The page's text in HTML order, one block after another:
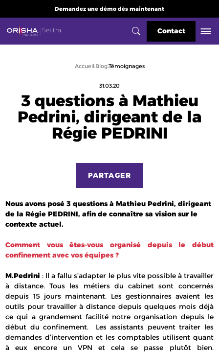
Demandez une démo dès maintenant
Contact
AccueilBlogTémoignages
31.03.20
3 questions à Mathieu
Pedrini, dirigeant de la
Régie PEDRINI
PARTAGER
Nous avons posé 3 questions à Mathieu Pedrini, dirigeant
de la Régie PEDRINI, afin de connaître sa vision sur le
contexte actuel.
Comment vous êtes-vous organisé depuis le début
confinement avec vos équipes ?
M.Pedrini : Il a fallu s’adapter le plus vite possible à travailler
à distance. Tous les métiers du cabinet sont concernés
depuis 15 jours maintenant. Les gestionnaires avaient les
outils pour travailler à distance depuis quelques mois déjà
ce qui a grandement facilité notre organisation depuis le
début du confinement. Les assistants peuvent traiter les
demandes d’intervention et les comptables utilisent quant
à eux encore un VPN et cela se passe plutôt bien.